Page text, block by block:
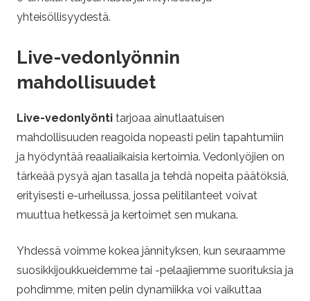
yhteisöllisyydestä.
Live-vedonlyönnin
mahdollisuudet
Live-vedonlyönti tarjoaa ainutlaatuisen
mahdollisuuden reagoida nopeasti pelin tapahtumiin
ja hyödyntää reaaliaikaisia kertoimia. Vedonlyöjien on
tärkeää pysyä ajan tasalla ja tehdä nopeita päätöksiä,
erityisesti e-urheilussa, jossa pelitilanteet voivat
muuttua hetkessä ja kertoimet sen mukana.
Yhdessä voimme kokea jännityksen, kun seuraamme
suosikkijoukkueidemme tai -pelaajiemme suorituksia ja
pohdimme, miten pelin dynamiikka voi vaikuttaa